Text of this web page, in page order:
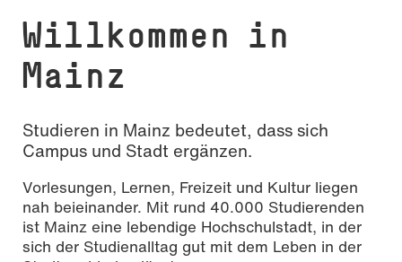
Willkommen in
Mainz
Studieren in Mainz bedeutet, dass sich
Campus und Stadt ergänzen.
Vorlesungen, Lernen, Freizeit und Kultur liegen
nah beieinander. Mit rund 40.000 Studierenden
ist Mainz eine lebendige Hochschulstadt, in der
sich der Studienalltag gut mit dem Leben in der